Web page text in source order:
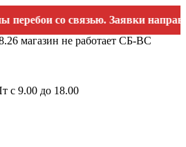
со связью. Заявки направляйте
магазин не работает СБ-ВС
с 9.00 до 18.00